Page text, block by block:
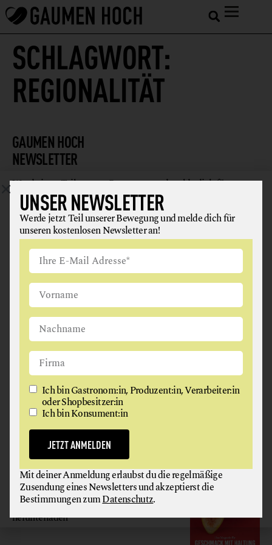
SCHLAGWORT:
REGIONALITÄT
GAUMEN HOCH
MAGAZIN
Hier gratis
herunterladen
GAUMEN HOCH
NEWSLETTER
Werde jetzt Teil unserer Bewegung und melde dich für
unseren kostenlosen Newsletter an!
Ich bin Gastronom:in, Produzent:in, Verarbeiter:in oder
Shopbesitzer:in
Ich bin Konsument:in
JETZT ANMELDEN
Mit deiner Anmeldung erlaubst du die regelmäßige
Zusendung eines Newsletters und akzeptierst die
Bestimmungen zum Datenschutz
UNSER NEWSLETTER
Werde jetzt Teil unserer Bewegung und melde dich für
unseren kostenlosen Newsletter an!
Ich bin Gastronom:in, Produzent:in, Verarbeiter:in
oder Shopbesitzer:in
Ich bin Konsument:in
JETZT ANMELDEN
Mit deiner Anmeldung erlaubst du die regelmäßige
Zusendung eines Newsletters und akzeptierst die
Bestimmungen zumDatenschutz.